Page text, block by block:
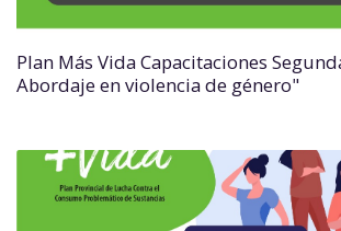
Plan Más Vida Capacitaciones
Abordaje en violencia de género"